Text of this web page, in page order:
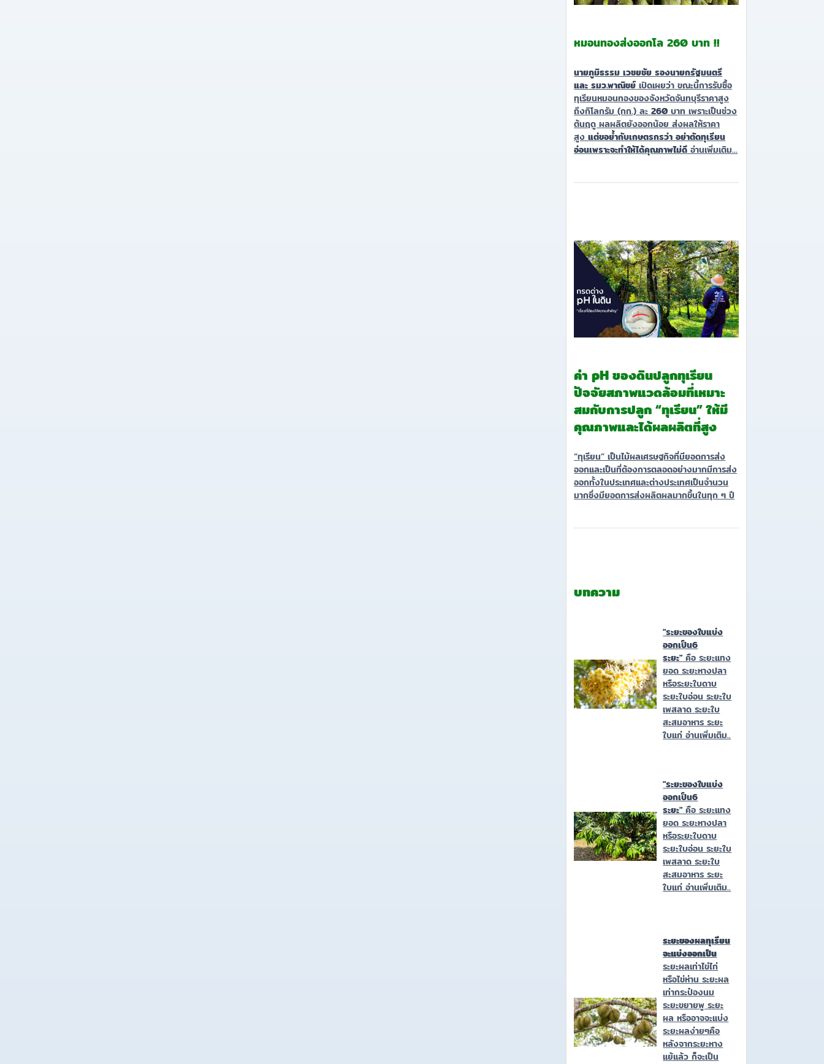
หมอนทองส่งออกโล 260 บาท !!
นายภูมิธรรม เวชยชัย รองนายกรัฐมนตรี
และ รมว.พาณิชย์เปิดเผยว่า ขณะนี้การรับซื้อ
ทุเรียนหมอนทองของจังหวัดจันทบุรีราคาสูง
ถึงกิโลกรัม (กก.) ละ260 บาท เพราะเป็นช่วง
ต้นฤดู ผลผลิตยังออกน้อย ส่งผลให้ราคา
สูงแต่ขอย้ำกับเกษตรกรว่า อย่าตัดทุเรียน
อ่อนเพราะจะทำให้ได้คุณภาพไม่ดี อ่านเพิ่มเติม...
ค่า pH ของดินปลูกทุเรียน
ปัจจัยสภาพแวดล้อมที่เหมาะ
สมกับการปลูก “ทุเรียน” ให้มี
คุณภาพและได้ผลผลิตที่สูง
“ทุเรียน” เป็นไม้ผลเศรษฐกิจที่มียอดการส่ง
ออกและเป็นที่ต้องการตลอดอย่างมากมีการส่ง
ออกทั้งในประเทศและต่างประเทศเป็นจำนวน
มากซึ่งมียอดการส่งผลิตผลมากขึ้นในทุก ๆ ปี
บทความ
"ระยะของใบแบ่ง
ออกเป็น6
ระยะ"คือ ระยะแทง
ยอด ระยะหางปลา
หรือระยะใบดาบ
ระยะใบอ่อน ระยะใบ
เพสลาด ระยะใบ
สะสมอาหาร ระยะ
ใบแก่ อ่านเพิ่มเติม..
"ระยะของใบแบ่ง
ออกเป็น6
ระยะ"คือ ระยะแทง
ยอด ระยะหางปลา
หรือระยะใบดาบ
ระยะใบอ่อน ระยะใบ
เพสลาด ระยะใบ
สะสมอาหาร ระยะ
ใบแก่ อ่านเพิ่มเติม..
ระยะของผลทุเรียน
จะแบ่งออกเป็น
ระยะผลเท่าไข่ไก่
หรือไข่ห่าน ระยะผล
เท่ากระป๋องนม
ระยะขยายพู ระยะ
ผล หรืออาจจะแบ่ง
ระยะผลง่ายๆคือ
หลังจากระยะหาง
แย้แล้ว ก็จะเป็น